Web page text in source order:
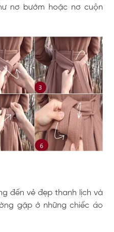
nơ bướm hoặc nơ cuộn
đến vẻ đẹp thanh lịch và
gặp ở những chiếc áo